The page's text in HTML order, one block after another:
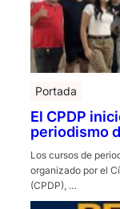
Portada
El CPDP
periodismo
Los cursos de
organizado por el
(CPDP), …